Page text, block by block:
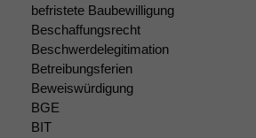
befristete Baubewilligung
Beschaffungsrecht
Beschwerdelegitimation
Betreibungsferien
Beweiswürdigung
BGE
BIT